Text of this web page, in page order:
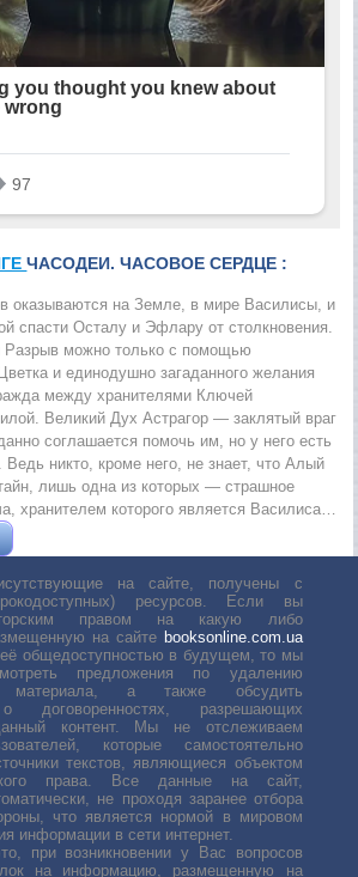
ЧАСОДЕИ. ЧАСОВОЕ СЕРДЦЕ :
оказываются на Земле, в мире Василисы, и
спасти Осталу и Эфлару от столкновения.
Разрыв можно только с помощью
и единодушно загаданного желания
между хранителями Ключей
Великий Дух Астрагор — заклятый враг
соглашается помочь им, но у него есть
Ведь никто, кроме него, не знает, что Алый
лишь одна из которых — страшное
хранителем которого является Василиса…
на сайте, получены с
ресурсов. Если вы
правом на какую либо
на сайте booksonline.com.ua
общедоступностью в будущем, то мы
предложения по удалению
материала, а также обсудить
договоренностях, разрешающих
контент. Мы не отслеживаем
которые самостоятельно
текстов, являющиеся объектом
права. Все данные на сайт,
не проходя заранее отбора
что является нормой в мировом
информации в сети интернет.
при возникновении у Вас вопросов
на информацию, размещенную на